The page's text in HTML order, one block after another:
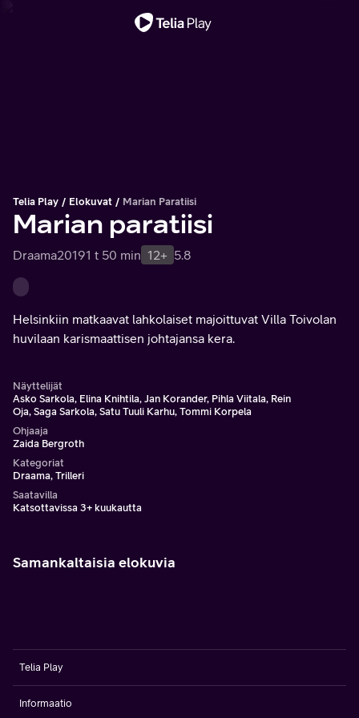
Telia Play Elokuvat Marian Paratiisi
Marian paratiisi
Draama20191 t 50 min 12+ 5.8
Helsinkiin matkaavat lahkolaiset majoittuvat Villa Toivolan
huvilaan karismaattisen johtajansa kera.
Näyttelijät
Asko Sarkola, Elina Knihtila, Jan Korander, Pihla Viitala, Rein
Oja, Saga Sarkola, Satu Tuuli Karhu, Tommi Korpela
Ohjaaja
Zaida Bergroth
Kategoriat
Draama, Trilleri
Saatavilla
Katsottavissa 3+ kuukautta
Samankaltaisia elokuvia
Telia Play
Informaatio